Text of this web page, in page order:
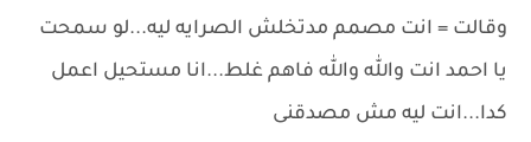
وقالت = انت مصمم مدتخلش الصرايه ليه...لو سمحت
يا احمد انت والله والله فاهم غلط...انا مستحيل اعمل
كدا...انت ليه مش مصدقنى